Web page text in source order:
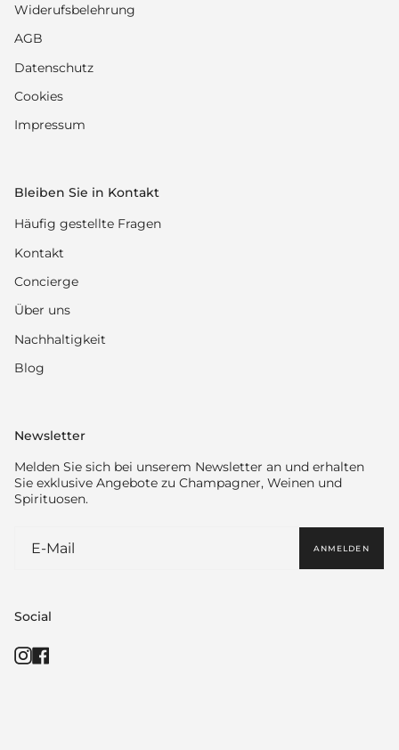
Widerufsbelehrung
AGB
Datenschutz
Cookies
Impressum
Bleiben Sie in Kontakt
Häufig gestellte Fragen
Kontakt
Concierge
Über uns
Nachhaltigkeit
Blog
Newsletter
Melden Sie sich bei unserem Newsletter an und erhalten
Sie exklusive Angebote zu Champagner, Weinen und
Spirituosen.
ANMELDEN
Social
Instagram